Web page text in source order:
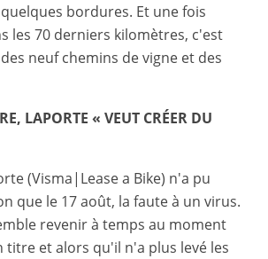
bordures. Et une fois
les 70 derniers kilomètres, c'est
neuf chemins de vigne et des
LAPORTE « VEUT CRÉER DU
(Visma|Lease a Bike) n'a pu
que le 17 août, la faute à un virus.
revenir à temps au moment
titre et alors qu'il n'a plus levé les